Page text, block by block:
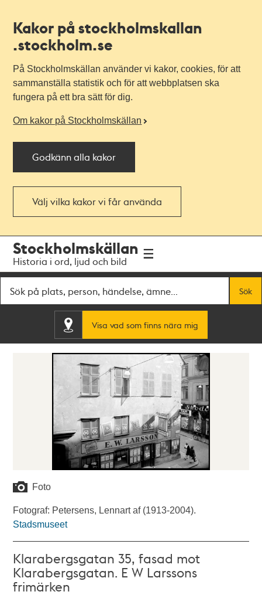
Kakor på stockholmskallan
.stockholm.se
På Stockholmskällan använder vi kakor, cookies, för att
sammanställa statistik och för att webbplatsen ska
fungera på ett bra sätt för dig.
Om kakor på Stockholmskällan
Godkänn alla kakor
Välj vilka kakor vi får använda
navigationen
huvudinnehållet
Stockholmskällan
Historia i ord, ljud och bild
Sök
Visa vad som finns nära mig
Foto
Fotograf: Petersens, Lennart af (1913-2004).
Stadsmuseet
Klarabergsgatan 35, fasad mot
Klarabergsgatan. E W Larssons
frimärken